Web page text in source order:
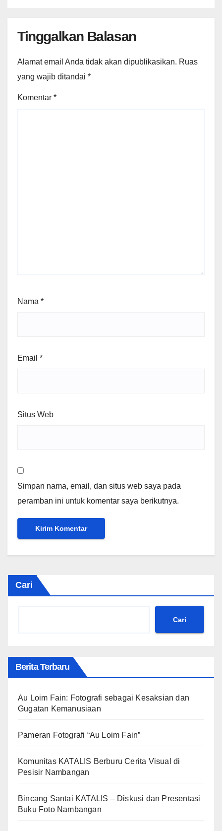
Tinggalkan Balasan
Alamat email Anda tidak akan dipublikasikan. Ruas
yang wajib ditandai *
Komentar *
Nama *
Email *
Situs Web
Simpan nama, email, dan situs web saya pada
peramban ini untuk komentar saya berikutnya.
Cari
Cari
Berita Terbaru
Au Loim Fain: Fotografi sebagai Kesaksian dan
Gugatan Kemanusiaan
Pameran Fotografi “Au Loim Fain”
Komunitas KATALIS Berburu Cerita Visual di
Pesisir Nambangan
Bincang Santai KATALIS – Diskusi dan Presentasi
Buku Foto Nambangan